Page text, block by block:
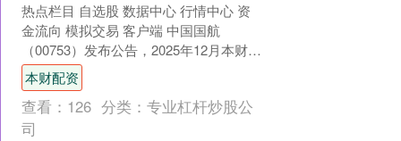
热点栏目 自选股 数据中心 行情中心 资
金流向 模拟交易 客户端 中国国航
（00753）发布公告，2025年12月本财配
资，公司及所属子公司（集团）合并旅
客周转....
本财配资
查看： 126 分类： 专业杠杆炒股公
司